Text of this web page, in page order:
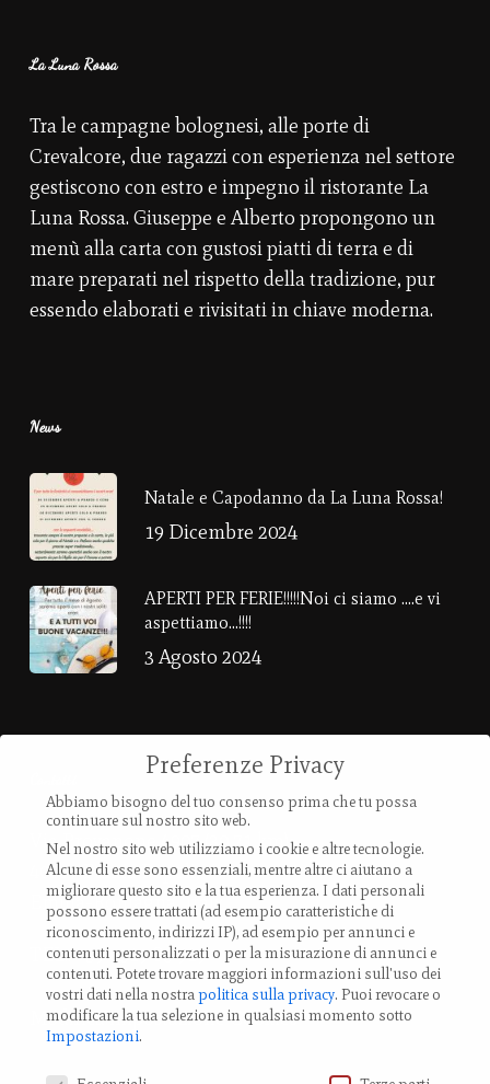
La Luna Rossa
Tra le campagne bolognesi, alle porte di
Crevalcore, due ragazzi con esperienza nel settore
gestiscono con estro e impegno il ristorante La
Luna Rossa. Giuseppe e Alberto propongono un
menù alla carta con gustosi piatti di terra e di
mare preparati nel rispetto della tradizione, pur
essendo elaborati e rivisitati in chiave moderna.
News
Natale e Capodanno da La Luna Rossa!
19 Dicembre 2024
APERTI PER FERIE!!!!!Noi ci siamo ….e vi
aspettiamo…!!!!
3 Agosto 2024
Via Provanone 4907 (30,71 km)
40017 Palata Pepoli,
Emilia-Romagna, Italy
TEL.: +39 0519 85 919
Modifica impostazione Cookies
Preferenze Privacy
Abbiamo bisogno del tuo consenso prima che tu possa
continuare sul nostro sito web.
Nel nostro sito web utilizziamo i cookie e altre tecnologie.
Alcune di esse sono essenziali, mentre altre ci aiutano a
migliorare questo sito e la tua esperienza. I dati personali
possono essere trattati (ad esempio caratteristiche di
riconoscimento, indirizzi IP), ad esempio per annunci e
contenuti personalizzati o per la misurazione di annunci e
contenuti. Potete trovare maggiori informazioni sull'uso dei
vostri dati nella nostrapolitica sulla privacy. Puoi revocare o
modificare la tua selezione in qualsiasi momento sotto
Impostazioni.